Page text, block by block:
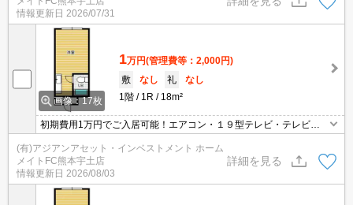
情報更新日 2026/07/31
画像：17枚
1万円(管理費等：2,000円)
敷
なし 礼
なし
1階
1R 18m²
初期費用1万円でご入居可能！エアコン・１９型テレビ・テレビ
台・電子レンジ・２ドア冷蔵庫付！インターネット無料！ ご入居
から半年間家賃10,000円！半年後には15,000円に戻ります！※地下
階
(有)アジアンアセット・インベストメント ホーム
メイトFC熊本宇土店
情報更新日 2026/08/03
詳細を見る